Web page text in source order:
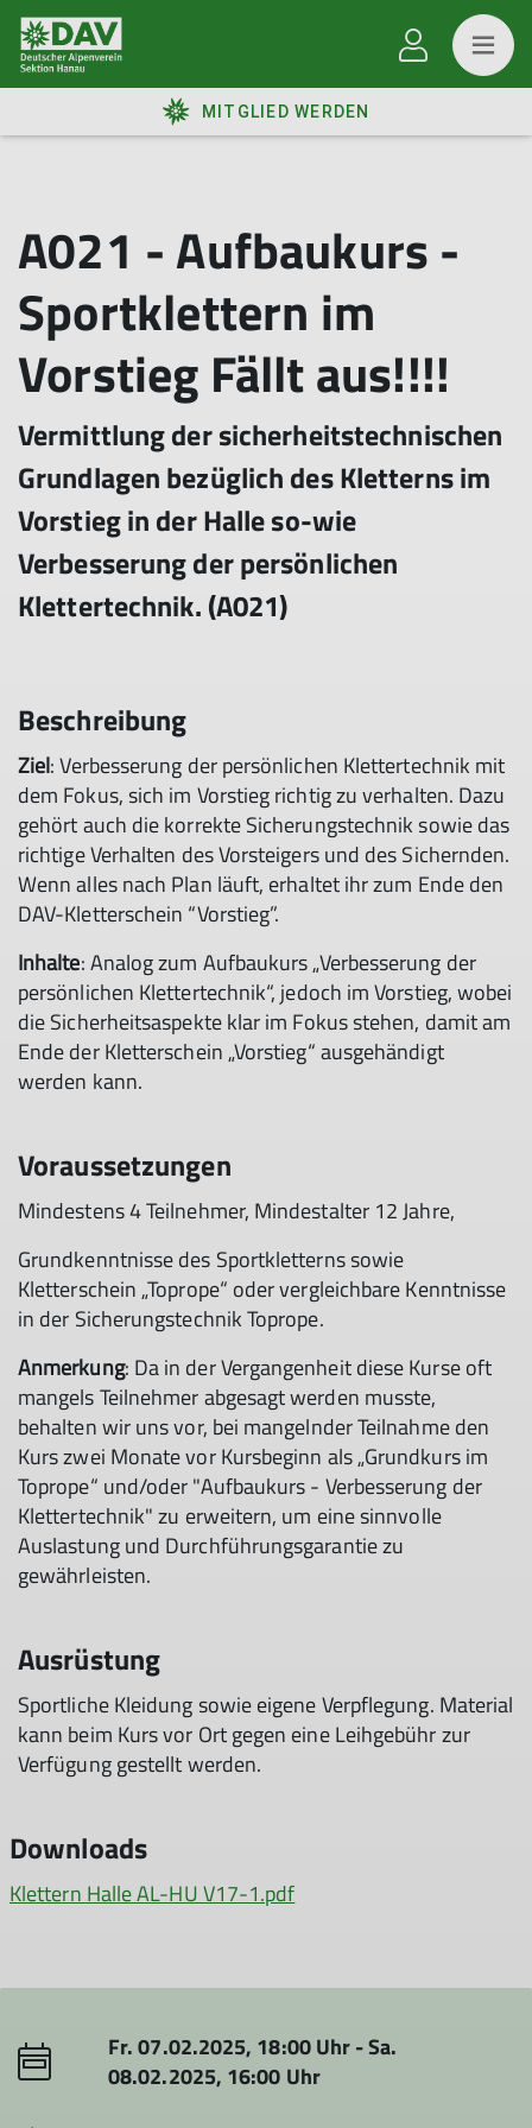
MITGLIED WERDEN
A021 - Aufbaukurs -
Sportklettern im
Vorstieg Fällt aus!!!!
Vermittlung der sicherheitstechnischen
Grundlagen bezüglich des Kletterns im
Vorstieg in der Halle so-wie
Verbesserung der persönlichen
Klettertechnik. (A021)
Beschreibung
Ziel: Verbesserung der persönlichen Klettertechnik mit
dem Fokus, sich im Vorstieg richtig zu verhalten. Dazu
gehört auch die korrekte Sicherungstechnik sowie das
richtige Verhalten des Vorsteigers und des Sichernden.
Wenn alles nach Plan läuft, erhaltet ihr zum Ende den
DAV-Kletterschein “Vorstieg”.
Inhalte: Analog zum Aufbaukurs „Verbesserung der
persönlichen Klettertechnik“, jedoch im Vorstieg, wobei
die Sicherheitsaspekte klar im Fokus stehen, damit am
Ende der Kletterschein „Vorstieg“ ausgehändigt
werden kann.
Voraussetzungen
Mindestens 4 Teilnehmer, Mindestalter 12 Jahre,
Grundkenntnisse des Sportkletterns sowie
Kletterschein „Toprope“ oder vergleichbare Kenntnisse
in der Sicherungstechnik Toprope.
Anmerkung: Da in der Vergangenheit diese Kurse oft
mangels Teilnehmer abgesagt werden musste,
behalten wir uns vor, bei mangelnder Teilnahme den
Kurs zwei Monate vor Kursbeginn als „Grundkurs im
Toprope“ und/oder "Aufbaukurs - Verbesserung der
Klettertechnik" zu erweitern, um eine sinnvolle
Auslastung und Durchführungsgarantie zu
gewährleisten.
Ausrüstung
Sportliche Kleidung sowie eigene Verpflegung. Material
kann beim Kurs vor Ort gegen eine Leihgebühr zur
Verfügung gestellt werden.
Downloads
Klettern Halle AL-HU V17-1.pdf
Fr. 07.02.2025, 18:00 Uhr - Sa.
08.02.2025, 16:00 Uhr